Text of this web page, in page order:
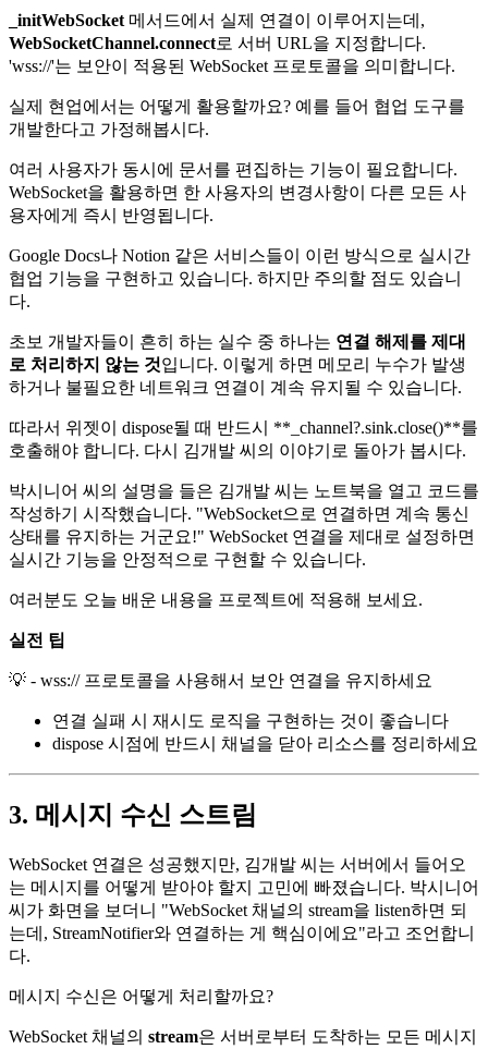
_initWebSocket 메서드에서 실제 연결이 이루어지는데,
WebSocketChannel.connect로 서버 URL을 지정합니다.
'wss://'는 보안이 적용된 WebSocket 프로토콜을 의미합니다.
실제 현업에서는 어떻게 활용할까요? 예를 들어 협업 도구를
개발한다고 가정해봅시다.
여러 사용자가 동시에 문서를 편집하는 기능이 필요합니다.
WebSocket을 활용하면 한 사용자의 변경사항이 다른 모든 사
용자에게 즉시 반영됩니다.
Google Docs나 Notion 같은 서비스들이 이런 방식으로 실시간
협업 기능을 구현하고 있습니다. 하지만 주의할 점도 있습니
다.
초보 개발자들이 흔히 하는 실수 중 하나는 연결 해제를 제대
로 처리하지 않는 것입니다. 이렇게 하면 메모리 누수가 발생
하거나 불필요한 네트워크 연결이 계속 유지될 수 있습니다.
따라서 위젯이 dispose될 때 반드시 **_channel?.sink.close()**를
호출해야 합니다. 다시 김개발 씨의 이야기로 돌아가 봅시다.
박시니어 씨의 설명을 들은 김개발 씨는 노트북을 열고 코드를
작성하기 시작했습니다. "WebSocket으로 연결하면 계속 통신
상태를 유지하는 거군요!" WebSocket 연결을 제대로 설정하면
실시간 기능을 안정적으로 구현할 수 있습니다.
여러분도 오늘 배운 내용을 프로젝트에 적용해 보세요.
실전 팁
💡 - wss:// 프로토콜을 사용해서 보안 연결을 유지하세요
연결 실패 시 재시도 로직을 구현하는 것이 좋습니다
dispose 시점에 반드시 채널을 닫아 리소스를 정리하세요
3. 메시지 수신 스트림
WebSocket 연결은 성공했지만, 김개발 씨는 서버에서 들어오
는 메시지를 어떻게 받아야 할지 고민에 빠졌습니다. 박시니어
씨가 화면을 보더니 "WebSocket 채널의 stream을 listen하면 되
는데, StreamNotifier와 연결하는 게 핵심이에요"라고 조언합니
다.
메시지 수신은 어떻게 처리할까요?
WebSocket 채널의 stream은 서버로부터 도착하는 모든 메시지